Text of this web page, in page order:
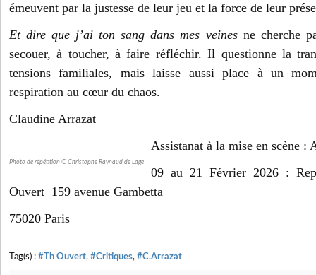
émeuvent par la justesse de leur jeu et la force de leur
Et dire que j’ai ton sang dans mes veines ne cherche
secouer, à toucher, à faire réfléchir. Il questionne la
tensions familiales, mais laisse aussi place à un
respiration au cœur du chaos.
Claudine Arrazat
Photo de répétition © Christophe Raynaud de Lage
Assistanat à la mise en scène :
09 au 21 Février 2026 :
Ouvert 159 avenue Gambetta
75020 Paris
Tag(s) : #Th Ouvert, #Critiques, #C.Arrazat